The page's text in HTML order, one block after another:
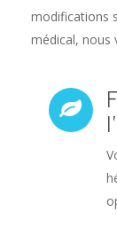
modifications
médical, nous